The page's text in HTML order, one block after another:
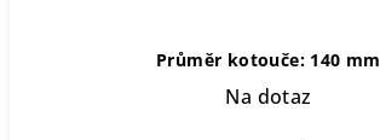
Průměr kotouče: 140 mm
Na dotaz